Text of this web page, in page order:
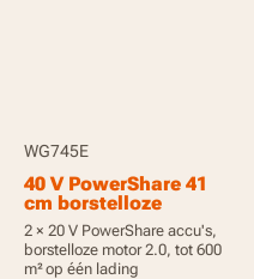
WG745E
40 V PowerShare 41
cm borstelloze
duwgrasmaaier
2 × 20 V PowerShare accu's,
borstelloze motor 2.0, tot 600
m²op één lading